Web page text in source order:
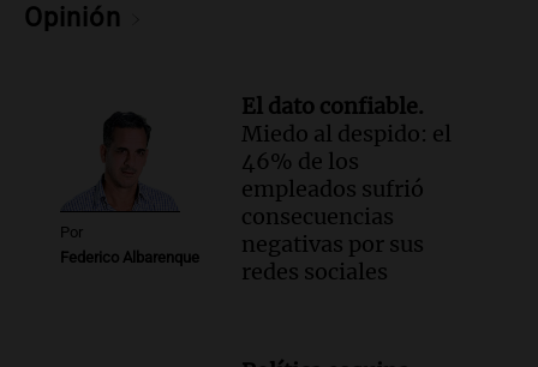
Episodios
los vecinos
Noticias
Episodios
Audio.Ráfagas de viento fuertes
generan inconvenientes en Córdoba: un
árbol obstaculiza avenidas
Opinión
Por
Federico Albarenque
El dato confiable.
Miedo al despido: el
46% de los
empleados sufrió
consecuencias
negativas por sus
redes sociales